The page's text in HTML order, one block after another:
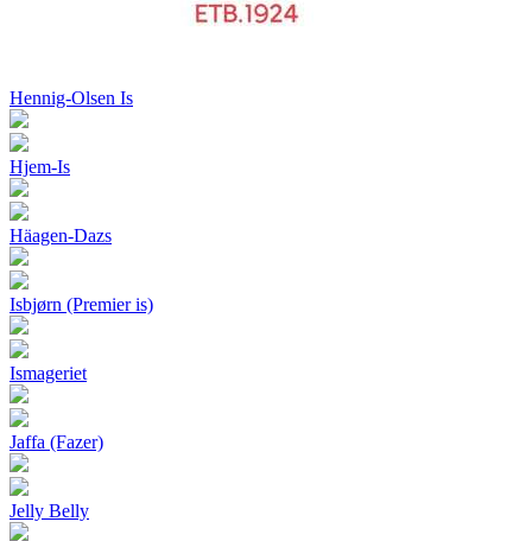
Hennig-Olsen Is
Hjem-Is
Häagen-Dazs
Isbjørn (Premier is)
Ismageriet
Jaffa (Fazer)
Jelly Belly